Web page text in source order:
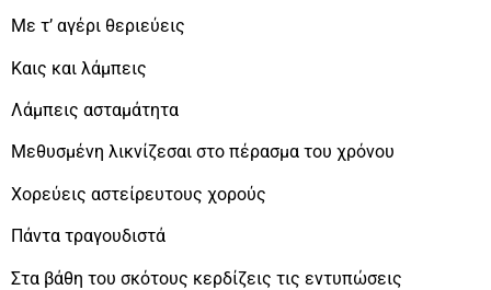
Με τ’ αγέρι θεριεύεις
Καις και λάμπεις
Λάμπεις ασταμάτητα
Μεθυσμένη λικνίζεσαι στο πέρασμα του χρόνου
Χορεύεις αστείρευτους χορούς
Πάντα τραγουδιστά
Στα βάθη του σκότους κερδίζεις τις εντυπώσεις